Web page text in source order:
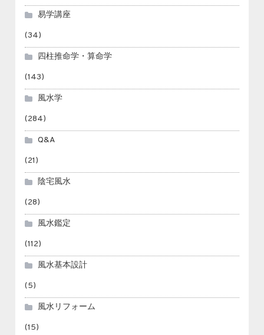
易学講座
(34)
四柱推命学・算命学
(143)
風水学
(284)
Q&A
(21)
陰宅風水
(28)
風水鑑定
(112)
風水基本設計
(5)
風水リフォーム
(15)